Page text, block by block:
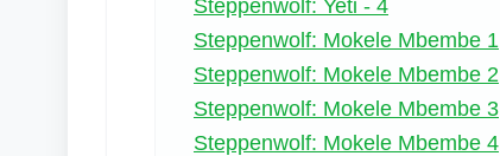
Steppenwolf: Yeti - 4
Steppenwolf: Mokele Mbembe 1
Steppenwolf: Mokele Mbembe 2
Steppenwolf: Mokele Mbembe 3
Steppenwolf: Mokele Mbembe 4